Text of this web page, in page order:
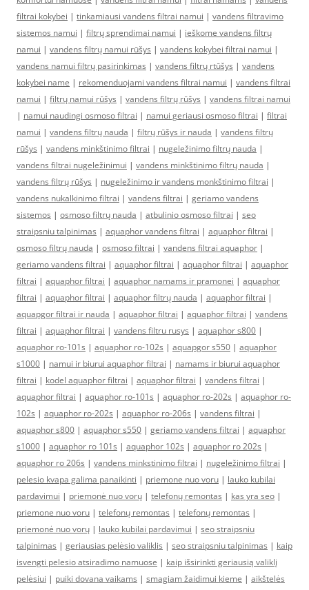
filtrai kokybei | tinkamiausi vandens filtrai namui | vandens filtravimo
sistemos namui | filtrų sprendimai namui | ieškome vandens filtrų
namui | vandens filtrų namui rūšys | vandens kokybei filtrai namui |
vandens namui filtrų pasirinkimas | vandens filtrų rtūšys | vandens
kokybei name | rekomenduojami vandens filtrai namui | vandens filtrai
namui | filtrų namui rūšys | vandens filtrų rūšys | vandens filtrai namui
| namui naudingi osmoso filtrai | namui geriausi osmoso filtrai | filtrai
namui | vandens filtrų nauda | filtrų rūšys ir nauda | vandens filtrų
rūšys | vandens minkštinimo filtrai | nugeležinimo filtrų nauda |
vandens filtrai nugeležinimui | vandens minkštinimo filtrų nauda |
vandens filtrų rūšys | nugeležinimo ir vandens monkštinimo filtrai |
vandens nukalkinimo filtrai | vandens filtrai | geriamo vandens
sistemos | osmoso filtrų nauda | atbulinio osmoso filtrai | seo
straipsniu talpinimas | aquaphor vandens filtrai | aquaphor filtrai |
osmoso filtrų nauda | osmoso filtrai | vandens filtrai aquaphor |
geriamo vandens filtrai | aquaphor filtrai | aquaphor filtrai | aquaphor
filtrai | aquaphor filtrai | aquaphor namams ir pramonei | aquaphor
filtrai | aquaphor filtrai | aquaphor filtrų nauda | aquaphor filtrai |
aquapgor filtrai ir nauda | aquaphor filtrai | aquaphor filtrai | vandens
filtrai | aquaphor filtrai | vandens filtru rusys | aquaphor s800 |
aquaphor ro-101s | aquaphor ro-102s | aquapgor s550 | aquaphor
s1000 | namui ir biurui aquaphor filtrai | namams ir biurui aquaphor
filtrai | kodel aquaphor filtrai | aquaphor filtrai | vandens filtrai |
aquaphor filtrai | aquaphor ro-101s | aquaphor ro-202s | aquaphor ro-
102s | aquaphor ro-202s | aquaphor ro-206s | vandens filtrai |
aquaphor s800 | aquaphor s550 | geriamo vandens filtrai | aquaphor
s1000 | aquaphor ro 101s | aquaphor 102s | aquaphor ro 202s |
aquaphor ro 206s | vandens minkstinimo filtrai | nugeležinimo filtrai |
pelesio kvapa galima panaikinti | priemone nuo voru | lauko kubilai
pardavimui | priemonė nuo vorų | telefonų remontas | kas yra seo |
priemone nuo voru | telefonų remontas | telefonų remontas |
priemonė nuo vorų | lauko kubilai pardavimui | seo straipsniu
talpinimas | geriausias pelėsio valiklis | seo straipsniu talpinimas | kaip
isvengti pelesio atsiradimo namuose | kaip išsirinkti geriausią valiklį
pelėsiui | puiki dovana vaikams | smagiam žaidimui kieme | aikštelės